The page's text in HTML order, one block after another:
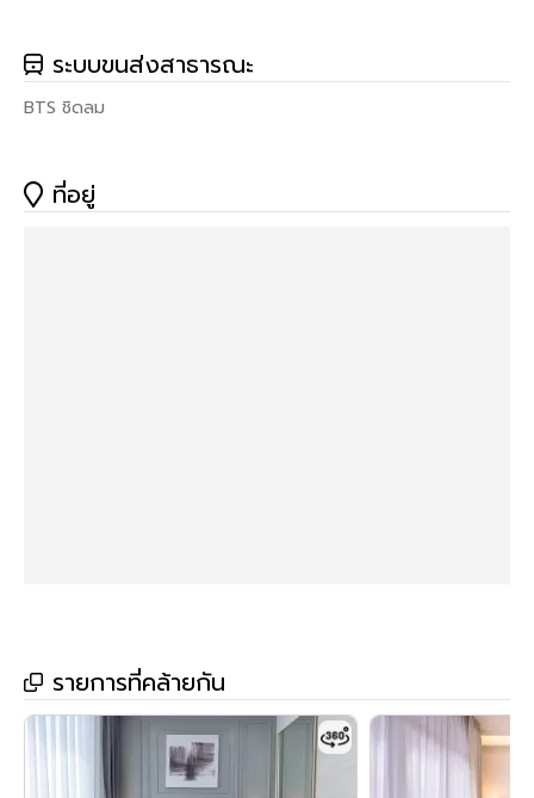
ระบบขนส่งสาธารณะ
BTS ชิดลม
ที่อยู่
รายการที่คล้ายกัน